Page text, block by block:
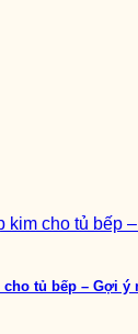
tủ bếp – Gợi ý